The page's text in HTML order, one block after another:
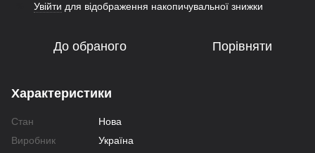
Увійти для відображення накопичувальної знижки
До обраного Порівняти
Характеристики
Стан
Нова
Виробник
Україна